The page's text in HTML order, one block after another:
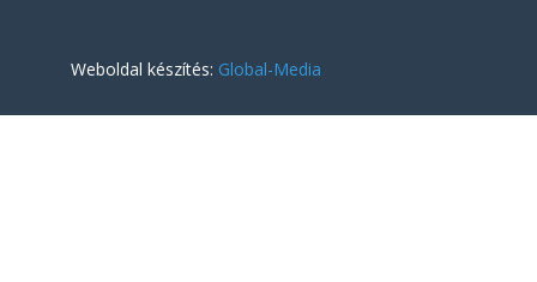
Weboldal készítés: Global-Media